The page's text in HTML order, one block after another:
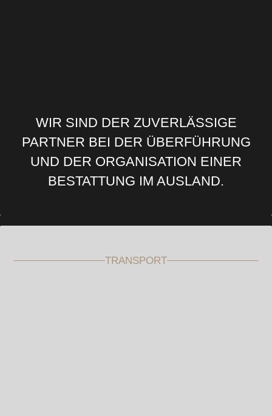
WIR SIND DER ZUVERLÄSSIGE
PARTNER BEI DER ÜBERFÜHRUNG
UND DER ORGANISATION EINER
BESTATTUNG IM AUSLAND.
TRANSPORT